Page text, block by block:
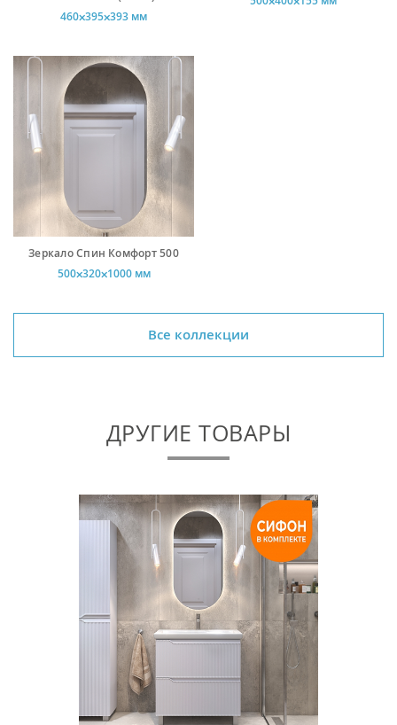
460⨉395⨉393 мм
Зеркало Спин Комфорт 500
500⨉320⨉1000 мм
Все коллекции
ДРУГИЕ ТОВАРЫ